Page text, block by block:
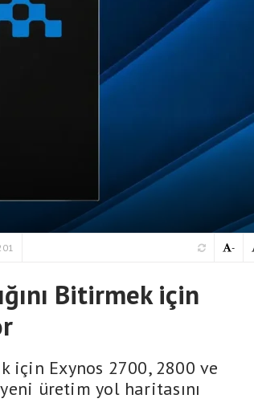
-
Bitirmek için
için Exynos 2700, 2800 ve
üretim yol haritasını